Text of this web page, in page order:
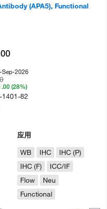
(APA5), Functional
应用
WB
IHC
IHC (P)
IHC (F)
ICC/IF
Flow
Neu
Functional
Sep-2026
(28%)
1401-82